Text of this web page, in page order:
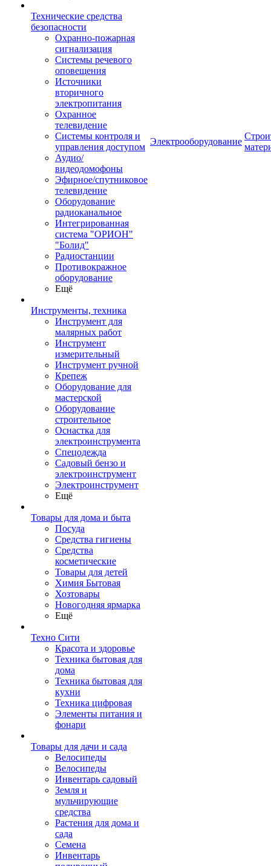
Технические средства
безопасности
Охранно-пожарная
сигнализация
Системы речевого
оповещения
Источники
вторичного
электропитания
Охранное
телевидение
Системы контроля и
управления доступом
Аудио/
видеодомофоны
Эфирное/спутниковое
телевидение
Оборудование
радиоканальное
Интегрированная
система "ОРИОН"
"Болид"
Радиостанции
Противокражное
оборудование
Ещё
Инструменты, техника
Инструмент для
малярных работ
Инструмент
измерительный
Инструмент ручной
Крепеж
Оборудование для
мастерской
Оборудование
строительное
Оснастка для
электроинструмента
Спецодежда
Садовый бензо и
электроинструмент
Электроинструмент
Ещё
Товары для дома и быта
Посуда
Средства гигиены
Средства
косметические
Товары для детей
Химия Бытовая
Хозтовары
Новогодняя ярмарка
Ещё
Техно Сити
Красота и здоровье
Техника бытовая для
дома
Техника бытовая для
кухни
Техника цифровая
Элементы питания и
фонари
Товары для дачи и сада
Велосипеды
Велосипеды
Инвентарь садовый
Земля и
мульчирующие
средства
Растения для дома и
сада
Семена
Инвентарь
Электрооборудование